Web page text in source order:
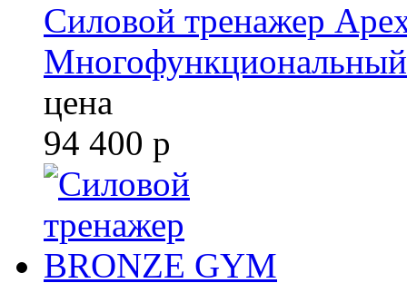
Силовой тренажер
Многофункциональный
цена
94 400 р